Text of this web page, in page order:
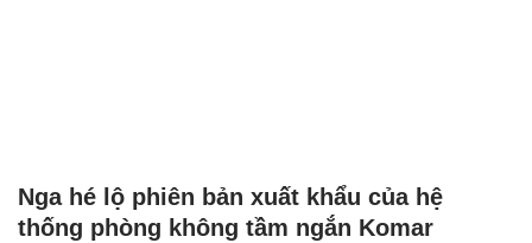
Nga hé lộ phiên bản xuất khẩu của hệ
thống phòng không tầm ngắn Komar